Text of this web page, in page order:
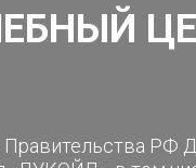
Правительства РФ